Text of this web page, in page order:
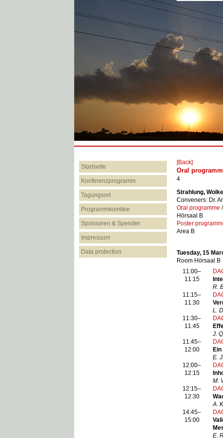
Startseite
Konferenzprogramm
Tagungsort
Programmkomitee
Sponsoren & Spender
Impressum
Data protection
[Back]
Oral
4
Strahlung,
Conveners: Dr.
Oral programme /
Hörsaal B
Poster
Area B
Tuesday, 15
Room Hörsaal B
11:00–
11:15
R.
11:15–
11:30
L.
11:30–
11:45
J.
11:45–
12:00
E.
12:00–
12:15
M.
12:15–
12:30
A.
14:45–
15:00
E.